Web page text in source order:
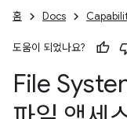
홈 Docs
도움이 되었나요?
File